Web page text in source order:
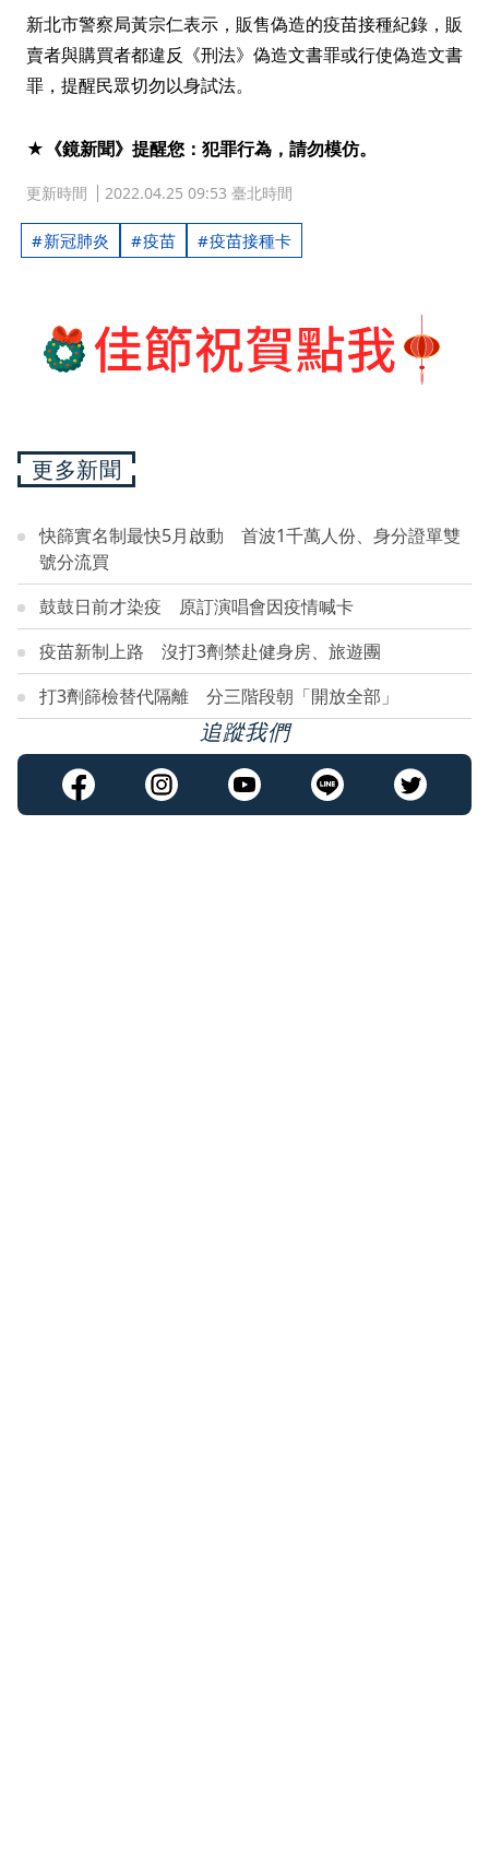
新北市警察局黃宗仁表示，販售偽造的疫苗接種紀錄，販
賣者與購買者都違反《刑法》偽造文書罪或行使偽造文書
罪，提醒民眾切勿以身試法。
★《鏡新聞》提醒您：犯罪行為，請勿模仿。
更新時間 2022.04.25 09:53 臺北時間
新冠肺炎 疫苗 疫苗接種卡
更多新聞
快篩實名制最快5月啟動 首波1千萬人份、身分證單雙
號分流買
鼓鼓日前才染疫 原訂演唱會因疫情喊卡
疫苗新制上路 沒打3劑禁赴健身房、旅遊團
打3劑篩檢替代隔離 分三階段朝「開放全部」
追蹤我們